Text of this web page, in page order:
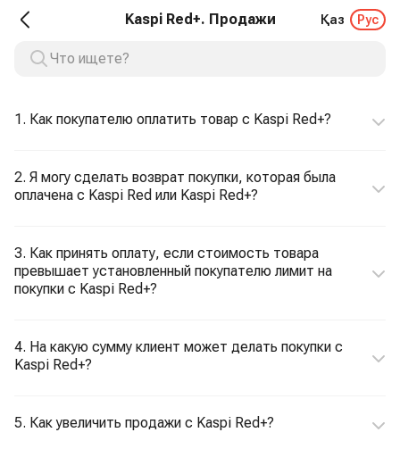
Kaspi Red+. Продажи Қаз Рус
1. Как покупателю оплатить товар с Kaspi Red+?
2. Я могу сделать возврат покупки, которая была
оплачена с Kaspi Red или Kaspi Red+?
3. Как принять оплату, если стоимость товара
превышает установленный покупателю лимит на
покупки с Kaspi Red+?
4. На какую сумму клиент может делать покупки с
Kaspi Red+?
5. Как увеличить продажи с Kaspi Red+?